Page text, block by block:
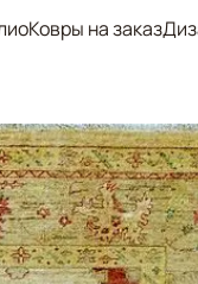
Ковры на заказ